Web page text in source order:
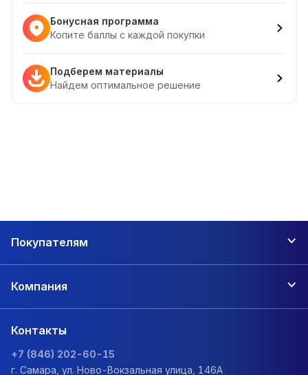
Бонусная программа
Копите баллы с каждой покупки
Подберем материалы
Найдем оптимальное решение
Покупателям
Компания
Контакты
+7 (846) 202-60-15
г. Самара, ул. Ново-Вокзальная улица, 146А